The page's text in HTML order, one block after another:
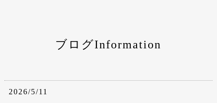
ブログInformation
2026/5/11